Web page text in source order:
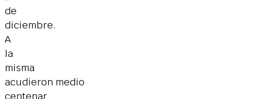
de
diciembre.
A
la
misma
acudieron medio
centenar